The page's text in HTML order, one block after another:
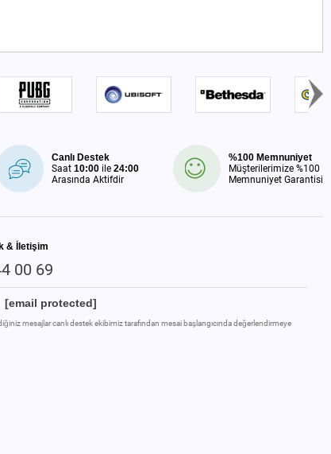
Canlı Destek
Saat10:00 ile24:00
Arasında Aktifdir
%100 Memnuniyet
Müşterilerimize %100
Memnuniyet Garantisi
& İletişim
00 69
[email protected]
mesajlar canlı destek ekibimiz tarafından mesai başlangıcında değerlendirmeye